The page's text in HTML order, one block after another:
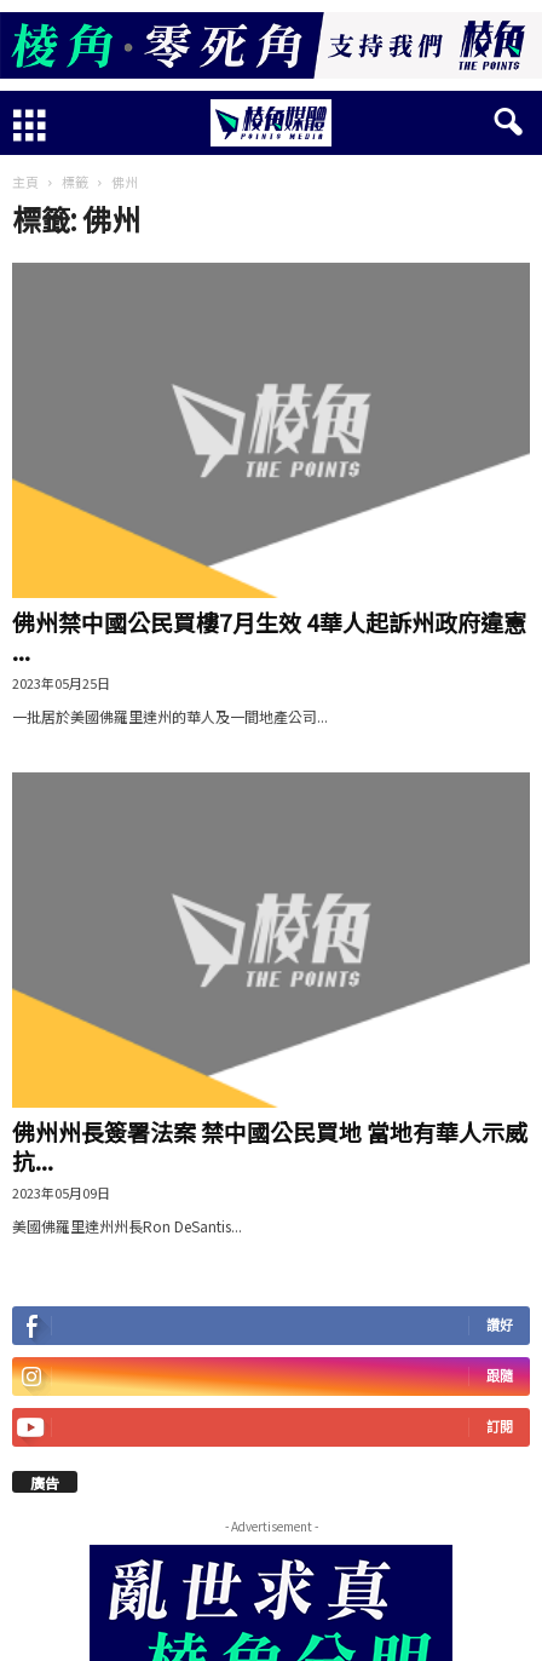
主頁 標籤 佛州
標籤: 佛州
佛州禁中國公民買樓7月生效 4華人起訴州政府違憲
...
2023年05月25日
一批居於美國佛羅里達州的華人及一間地產公司...
佛州州長簽署法案 禁中國公民買地 當地有華人示威
抗...
2023年05月09日
美國佛羅里達州州長Ron DeSantis...
讚好
跟隨
訂閱
廣告
- Advertisement -